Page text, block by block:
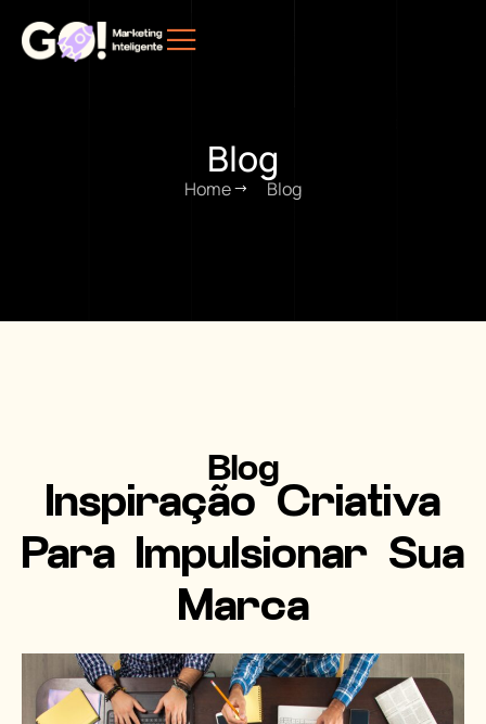
Blog
Home Blog
Blog
Inspiração Criativa
Para Impulsionar Sua
Marca